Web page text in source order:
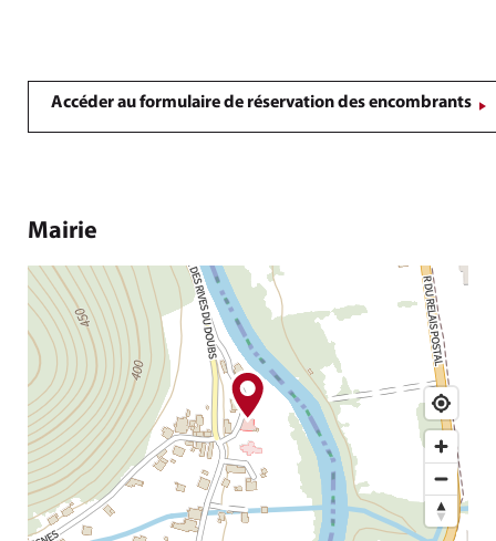
Accéder au formulaire de réservation des encombrants
Mairie